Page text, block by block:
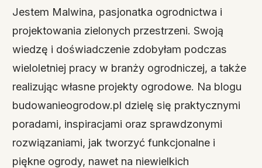
Jestem Malwina, pasjonatka ogrodnictwa i
projektowania zielonych przestrzeni. Swoją
wiedzę i doświadczenie zdobyłam podczas
wieloletniej pracy w branży ogrodniczej, a także
realizując własne projekty ogrodowe. Na blogu
budowanieogrodow.pl dzielę się praktycznymi
poradami, inspiracjami oraz sprawdzonymi
rozwiązaniami, jak tworzyć funkcjonalne i
piękne ogrody, nawet na niewielkich